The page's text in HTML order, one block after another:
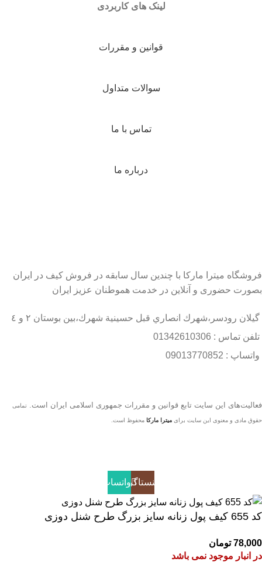
لینک های کاربردی
قوانین و مقررات
سوالات متداول
تماس با ما
درباره ما
فروشگاه میترا مارکا با چندین سال سابقه در فروش کیف در ایران
بصورت حضوری و آنلاین در خدمت هموطنان عزیز ایران
گيلان رودسر،شهرك انصاري قبل حسينية شهرك،بين بوستان ٢ و ٤
تلفن تماس : 01342610306
واتساپ : 09013770852
فعاليت‌های اين سايت تابع قوانين و مقررات جمهوری اسلامی ايران است. تمامی
حقوق مادی و معنوی این سایت برای میترا مارکا محفوظ است.
اینستاگرامواتساپ
کد 655 کیف پول زنانه سایز بزرگ طرح شنل دوزی
78,000 تومان
در انبار موجود نمی باشد